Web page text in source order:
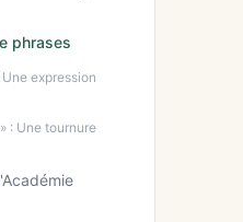
phrases
expression
: Une tournure